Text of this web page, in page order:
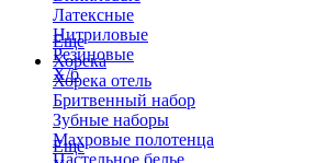
Латексные
Нитриловые
Резиновые
Х/б
Еще
Хорека
Хорека отель
Бритвенный набор
Зубные наборы
Махровые полотенца
Пастельное белье
Еще